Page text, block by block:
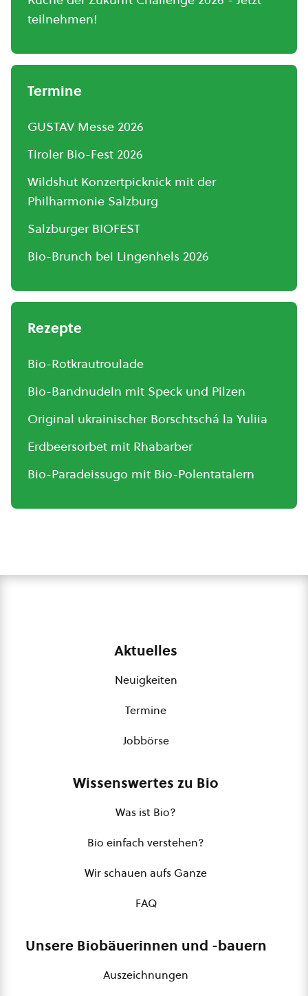
teilnehmen!
Termine
GUSTAV Messe 2026
Tiroler Bio-Fest 2026
Wildshut Konzertpicknick mit der
Philharmonie Salzburg
Salzburger BIOFEST
Bio-Brunch bei Lingenhels 2026
Rezepte
Bio-Rotkrautroulade
Bio-Bandnudeln mit Speck und Pilzen
Original ukrainischer Borschtschá la Yuliia
Erdbeersorbet mit Rhabarber
Bio-Paradeissugo mit Bio-Polentatalern
Aktuelles
Neuigkeiten
Termine
Jobbörse
Wissenswertes zu Bio
Was ist Bio?
Bio einfach verstehen?
Wir schauen aufs Ganze
FAQ
Unsere Biobäuerinnen und -bauern
Auszeichnungen